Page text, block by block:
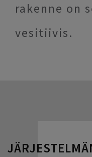
rakenne on
vesitiivis.